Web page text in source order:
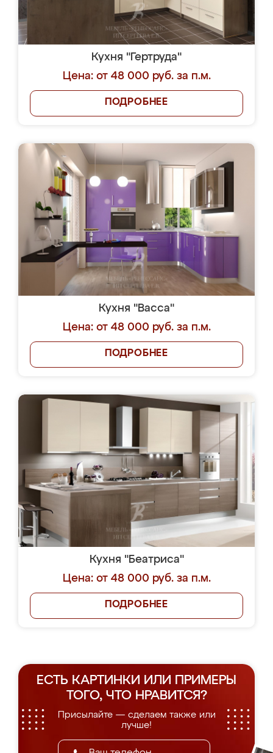
Кухня "Гертруда"
Цена: от 48 000 руб. за п.м.
ПОДРОБНЕЕ
Кухня "Васса"
Цена: от 48 000 руб. за п.м.
ПОДРОБНЕЕ
Кухня "Беатриса"
Цена: от 48 000 руб. за п.м.
ПОДРОБНЕЕ
ЕСТЬ КАРТИНКИ ИЛИ ПРИМЕРЫ
ТОГО, ЧТО НРАВИТСЯ?
Присылайте — сделаем также или
лучше!